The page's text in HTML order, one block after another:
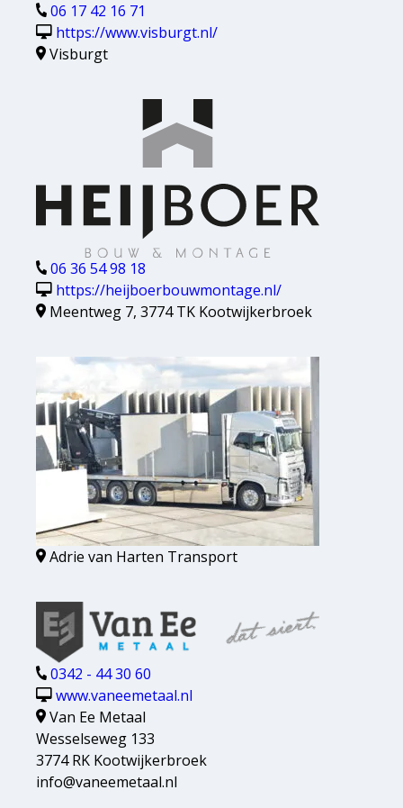
06 17 42 16 71
https://www.visburgt.nl/
Visburgt
06 36 54 98 18
https://heijboerbouwmontage.nl/
Meentweg 7, 3774 TK Kootwijkerbroek
Adrie van Harten Transport
0342 - 44 30 60
www.vaneemetaal.nl
Van Ee Metaal
Wesselseweg 133
3774 RK Kootwijkerbroek
info@vaneemetaal.nl